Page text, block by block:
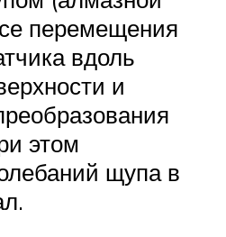
перемещения
вдоль
и
этом
щупа в